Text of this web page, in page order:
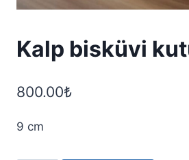
Kalp bisküvi
800.00₺
9 cm